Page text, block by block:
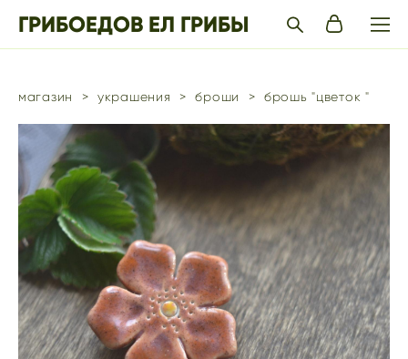
ГРИБОЕДОВ ЕЛ ГРИБЫ
магазин > украшения > броши > брошь "цветок "